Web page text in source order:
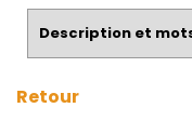
Description et
Retour